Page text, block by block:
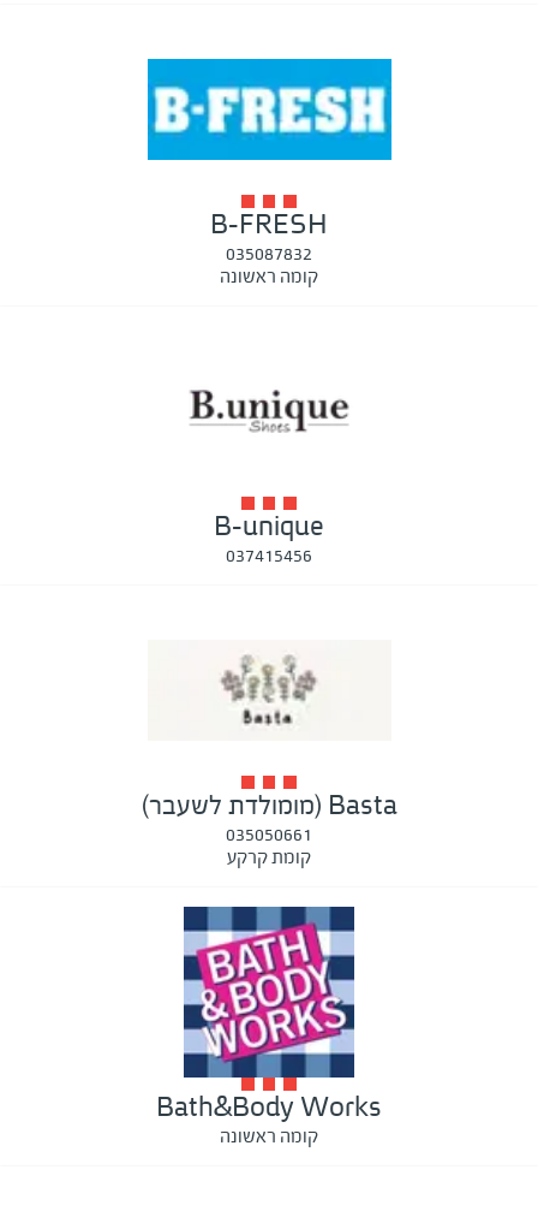
B-FRESH
035087832
קומה ראשונה
B-unique
037415456
Basta (מומולדת לשעבר)
035050661
קומת קרקע
Bath&Body Works
קומה ראשונה